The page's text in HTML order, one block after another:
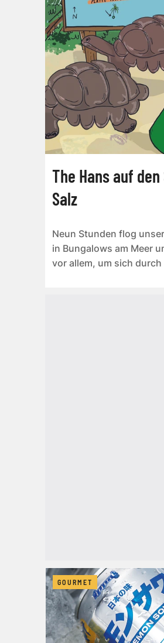
The Hans auf
Salz
Neun Stunden flog
in Bungalows am Meer
vor allem, um sich
GOURMET